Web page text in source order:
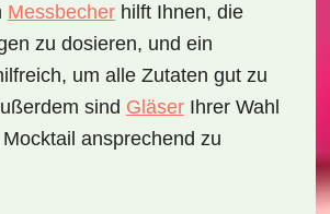
Messbecherhilft Ihnen, die
zu dosieren, und ein
um alle Zutaten gut zu
sind GläserIhrer Wahl
ansprechend zu